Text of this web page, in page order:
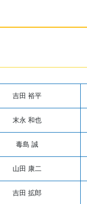
吉田 裕平
末永 和也
毒島 誠
山田 康二
吉田 拡郎